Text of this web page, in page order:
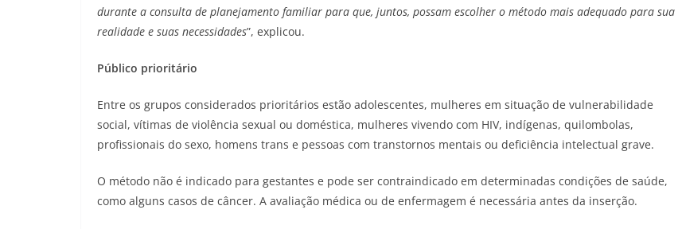
durante a consulta de planejamento familiar para que, juntos, possam escolher o método mais adequado para sua
realidade e suas necessidades”, explicou.
Público prioritário
Entre os grupos considerados prioritários estão adolescentes, mulheres em situação de vulnerabilidade
social, vítimas de violência sexual ou doméstica, mulheres vivendo com HIV, indígenas, quilombolas,
profissionais do sexo, homens trans e pessoas com transtornos mentais ou deficiência intelectual grave.
O método não é indicado para gestantes e pode ser contraindicado em determinadas condições de saúde,
como alguns casos de câncer. A avaliação médica ou de enfermagem é necessária antes da inserção.